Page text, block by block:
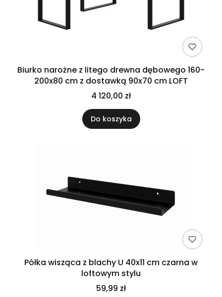
Biurko narożne z litego drewna dębowego 160-
200x80 cm z dostawką 90x70 cm LOFT
4 120,00 zł
Do koszyka
Półka wisząca z blachy U 40x11 cm czarna w
loftowym stylu
59,99 zł